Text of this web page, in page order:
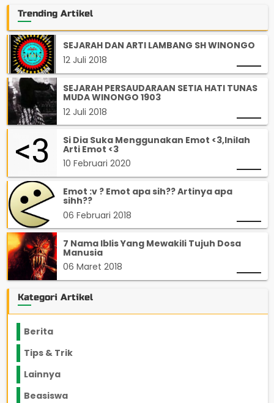
Trending Artikel
SEJARAH DAN ARTI LAMBANG SH WINONGO
12 Juli 2018
SEJARAH PERSAUDARAAN SETIA HATI TUNAS
MUDA WINONGO 1903
12 Juli 2018
Si Dia Suka Menggunakan Emot <3,Inilah
Arti Emot <3
10 Februari 2020
Emot :v ? Emot apa sih?? Artinya apa
sihh??
06 Februari 2018
7 Nama Iblis Yang Mewakili Tujuh Dosa
Manusia
06 Maret 2018
Kategori Artikel
Berita
Tips & Trik
Lainnya
Beasiswa